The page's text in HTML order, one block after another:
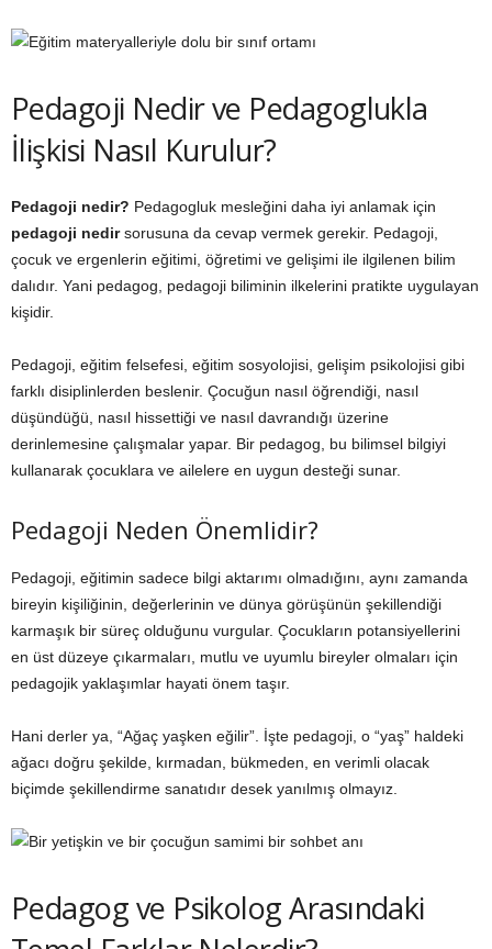
Pedagoji Nedir ve Pedagoglukla
İlişkisi Nasıl Kurulur?
Pedagoji nedir? Pedagogluk mesleğini daha iyi anlamak için
pedagoji nedirsorusuna da cevap vermek gerekir. Pedagoji,
çocuk ve ergenlerin eğitimi, öğretimi ve gelişimi ile ilgilenen bilim
dalıdır. Yani pedagog, pedagoji biliminin ilkelerini pratikte uygulayan
kişidir.
Pedagoji, eğitim felsefesi, eğitim sosyolojisi, gelişim psikolojisi gibi
farklı disiplinlerden beslenir. Çocuğun nasıl öğrendiği, nasıl
düşündüğü, nasıl hissettiği ve nasıl davrandığı üzerine
derinlemesine çalışmalar yapar. Bir pedagog, bu bilimsel bilgiyi
kullanarak çocuklara ve ailelere en uygun desteği sunar.
Pedagoji Neden Önemlidir?
Pedagoji, eğitimin sadece bilgi aktarımı olmadığını, aynı zamanda
bireyin kişiliğinin, değerlerinin ve dünya görüşünün şekillendiği
karmaşık bir süreç olduğunu vurgular. Çocukların potansiyellerini
en üst düzeye çıkarmaları, mutlu ve uyumlu bireyler olmaları için
pedagojik yaklaşımlar hayati önem taşır.
Hani derler ya, “Ağaç yaşken eğilir”. İşte pedagoji, o “yaş” haldeki
ağacı doğru şekilde, kırmadan, bükmeden, en verimli olacak
biçimde şekillendirme sanatıdır desek yanılmış olmayız.
Pedagog ve Psikolog Arasındaki